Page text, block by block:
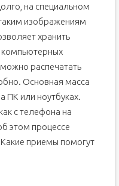
на специальном
изображениям
хранить
распечатать
Основная масса
ПК или ноутбуках.
с телефона на
этом процессе
приемы помогут